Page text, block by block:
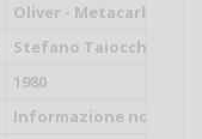
Oliver - Metacarbon
Stefano Taiocchi -
1980
Informazione non